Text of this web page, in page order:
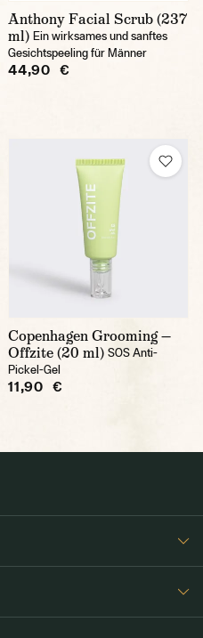
Anthony Facial Scrub (237
ml) Ein wirksames und sanftes
Gesichtspeeling für Männer
44,90 €
Copenhagen Grooming —
Offzite (20 ml) SOS Anti-
Pickel-Gel
11,90 €